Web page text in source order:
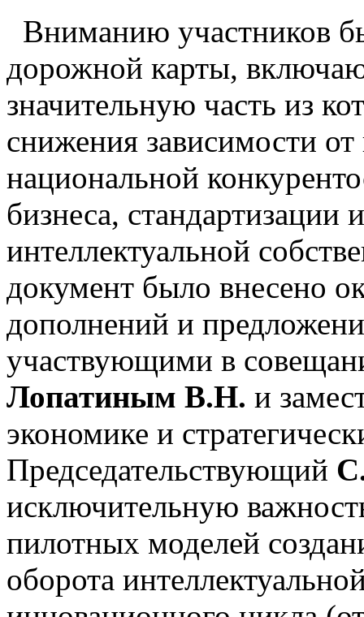
Вниманию участников
дорожной карты,
значительную часть из
снижения зависимости
национальной
бизнеса, стандартизации
интеллектуальной
документ было внесено
дополнений и
участвующими в
Лопатиным В.Н. и
экономике и
Председательствующий
исключительную
пилотных моделей
оборота